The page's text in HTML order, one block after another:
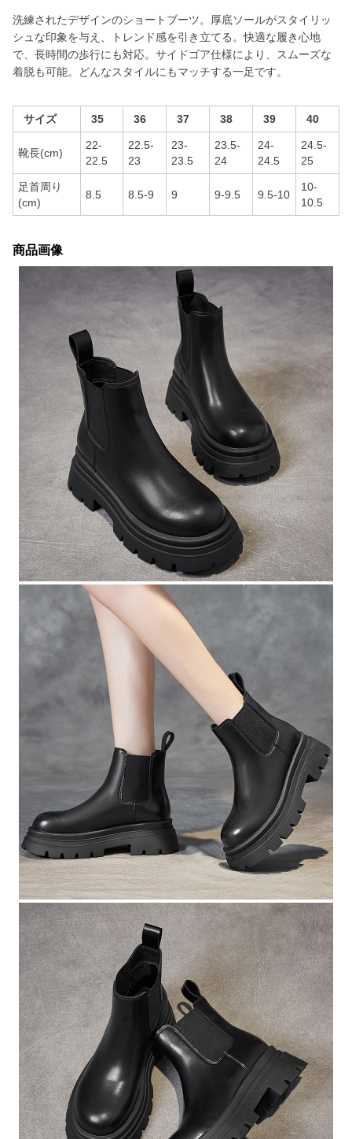
洗練されたデザインのショートブーツ。厚底ソールがスタイリッ
シュな印象を与え、トレンド感を引き立てる。快適な履き心地
で、長時間の歩行にも対応。サイドゴア仕様により、スムーズな
着脱も可能。どんなスタイルにもマッチする一足です。
サイズ 35 36 37 38 39 40
靴長(cm)
22-
22.5
22.5-
23
23-
23.5
23.5-
24
24-
24.5
24.5-
25
足首周り
(cm)
8.5 8.5-9 9 9-9.5 9.5-10
10-
10.5
商品画像